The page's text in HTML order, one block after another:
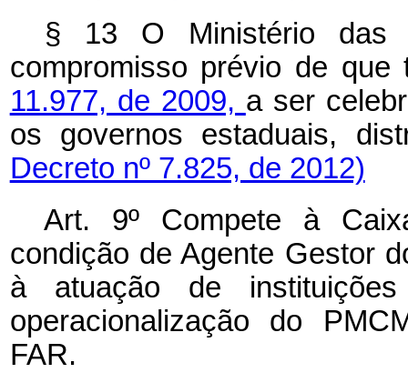
§ 13 O Ministério das
compromisso prévio de
11.977, de 2009, a ser
os governos estaduais,
Decreto nº 7.825, de 2012)
Art. 9º Compete à
condição de Agente Gestor
à atuação de
operacionalização do
FAR.